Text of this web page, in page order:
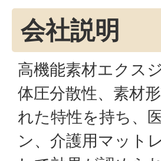
会社説明
高機能素材エクス
体圧分散性、素材
れた特性を持ち、
ン、介護用マット